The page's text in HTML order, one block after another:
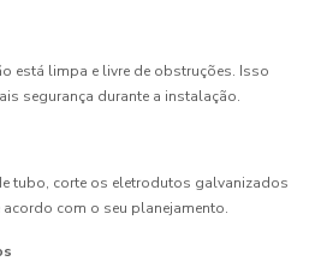
está limpa e livre de obstruções. Isso
segurança durante a instalação.
tubo, corte os eletrodutos galvanizados
com o seu planejamento.